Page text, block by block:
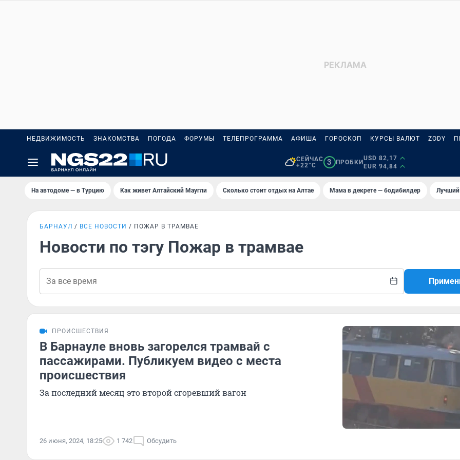
НЕДВИЖИМОСТЬ ЗНАКОМСТВА ПОГОДА ФОРУМЫ ТЕЛЕПРОГРАММА АФИША ГОРОСКОП КУРСЫ ВАЛЮТ ZODY
СЕЙЧАС
+22°C
3 ПРОБКИ
USD 82,17
EUR 94,84
На автодоме — в Турцию Как живет Алтайский Маугли Сколько стоит отдых на Алтае Мама в декрете — бодибилдер
БАРНАУЛ ВСЕ НОВОСТИ ПОЖАР В ТРАМВАЕ
Новости по тэгу Пожар в трамвае
ПРОИСШЕСТВИЯ
В Барнауле вновь загорелся трамвай с
пассажирами. Публикуем видео с места
происшествия
За последний месяц это второй сгоревший вагон
26 июня, 2024, 18:25 1 742 Обсудить